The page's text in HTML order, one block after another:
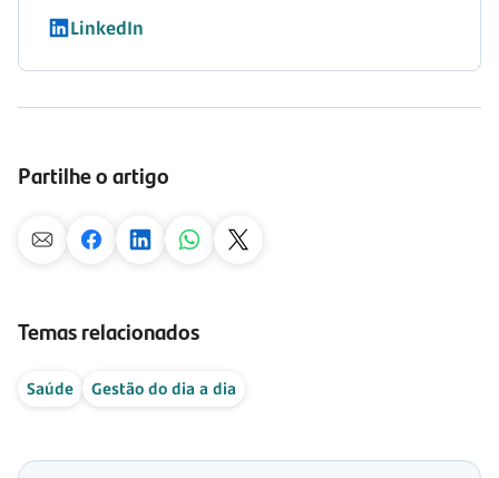
LinkedIn
Partilhe o artigo
Temas relacionados
Saúde Gestão do dia a dia